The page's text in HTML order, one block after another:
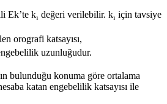
Ek’te kı değeri verilebilir. kı için tavsiye
orografi katsayısı,
uzunluğudur.
bulunduğu konuma göre ortalama
katan engebelilik katsayısı ile